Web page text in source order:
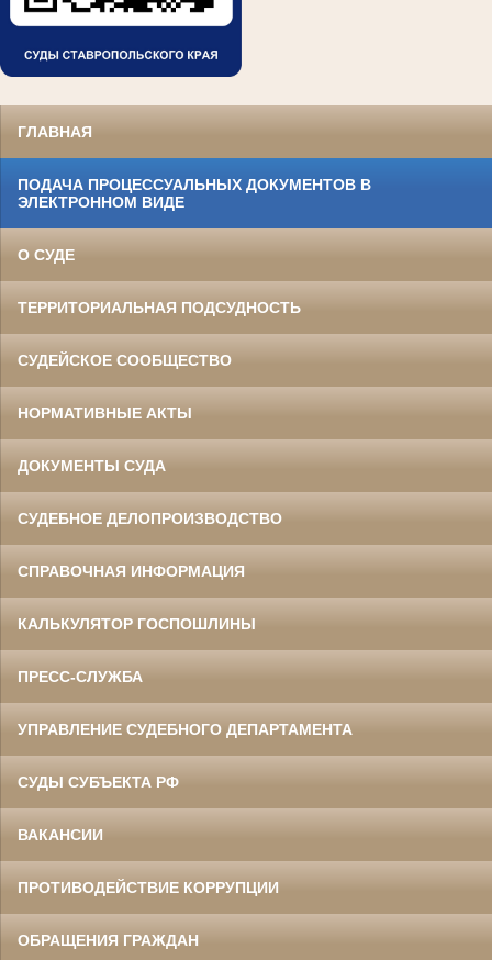
ГЛАВНАЯ
ПОДАЧА ПРОЦЕССУАЛЬНЫХ ДОКУМЕНТОВ В
ЭЛЕКТРОННОМ ВИДЕ
О СУДЕ
ТЕРРИТОРИАЛЬНАЯ ПОДСУДНОСТЬ
СУДЕЙСКОЕ СООБЩЕСТВО
НОРМАТИВНЫЕ АКТЫ
ДОКУМЕНТЫ СУДА
СУДЕБНОЕ ДЕЛОПРОИЗВОДСТВО
СПРАВОЧНАЯ ИНФОРМАЦИЯ
КАЛЬКУЛЯТОР ГОСПОШЛИНЫ
ПРЕСС-СЛУЖБА
УПРАВЛЕНИЕ СУДЕБНОГО ДЕПАРТАМЕНТА
СУДЫ СУБЪЕКТА РФ
ВАКАНСИИ
ПРОТИВОДЕЙСТВИЕ КОРРУПЦИИ
ОБРАЩЕНИЯ ГРАЖДАН